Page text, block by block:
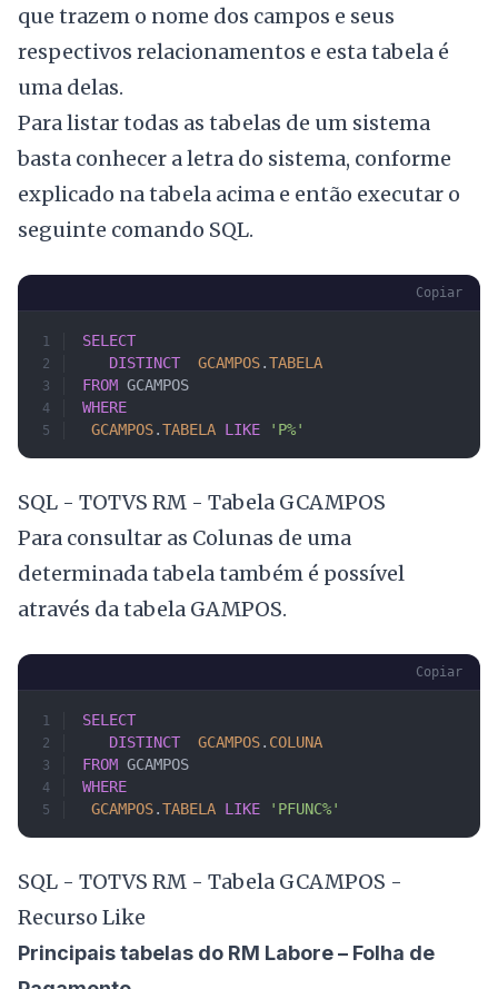
que trazem o nome dos campos e seus
respectivos relacionamentos e esta tabela é
uma delas.
Para listar todas as tabelas de um sistema
basta conhecer a letra do sistema, conforme
explicado na tabela acima e então executar o
seguinte comando SQL.
Copiar
SELECT
   DISTINCT
	GCAMPOS
.TABELA
FROM GCAMPOS
WHERE
	GCAMPOS
.TABELA LIKE 'P%'
SQL - TOTVS RM - Tabela GCAMPOS
Para consultar as Colunas de uma
determinada tabela também é possível
através da tabela GAMPOS.
Copiar
SELECT
   DISTINCT
	GCAMPOS
. COLUNA
FROM GCAMPOS
WHERE
	GCAMPOS
.TABELA LIKE 'PFUNC%'
SQL - TOTVS RM - Tabela GCAMPOS -
Recurso Like
Principais tabelas do RM Labore – Folha de